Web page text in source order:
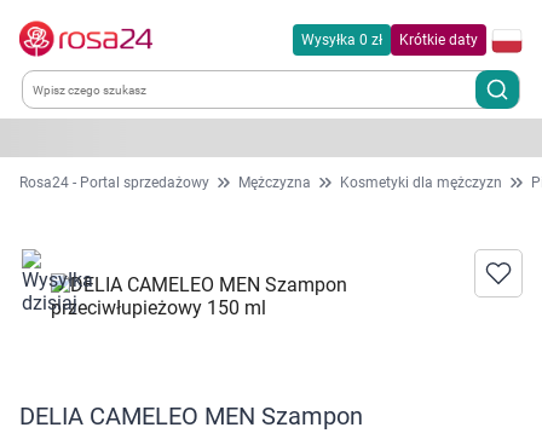
Wysyłka 0 zł Krótkie daty
Kategorie
Dla zwierząt
Zdrowie
Rosa24 - Portal sprzedażowy Mężczyzna Kosmetyki dla mężczyzn
DELIA CAMELEO MEN Szampon